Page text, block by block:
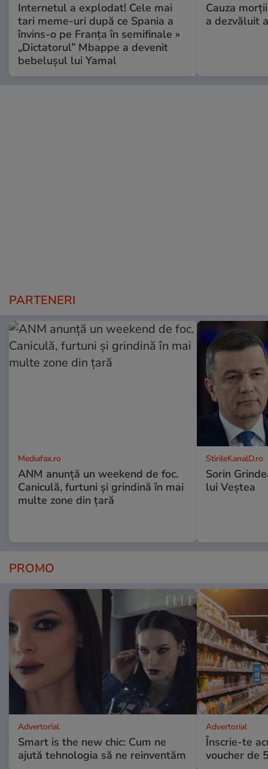
Internetul a explodat! Cele mai
tari meme-uri după ce Spania a
învins-o pe Franța în semifinale »
„Dictatorul” Mbappe a devenit
bebelușul lui Yamal
Cauza
a dezvăluit
PARTENERI
Mediafax.ro
ANM anunță un weekend de foc.
Caniculă, furtuni și grindină în mai
multe zone din țară
StirileKanalD.ro
Sorin
lui Veștea
PROMO
Advertorial
Smart is the new chic: Cum ne
ajută tehnologia să ne reinventăm
Advertorial
Înscrie-te
voucher de